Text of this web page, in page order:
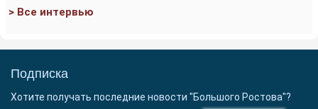
> Все интервью
Подписка
Хотите получать последние новости "Большого Ростова"?